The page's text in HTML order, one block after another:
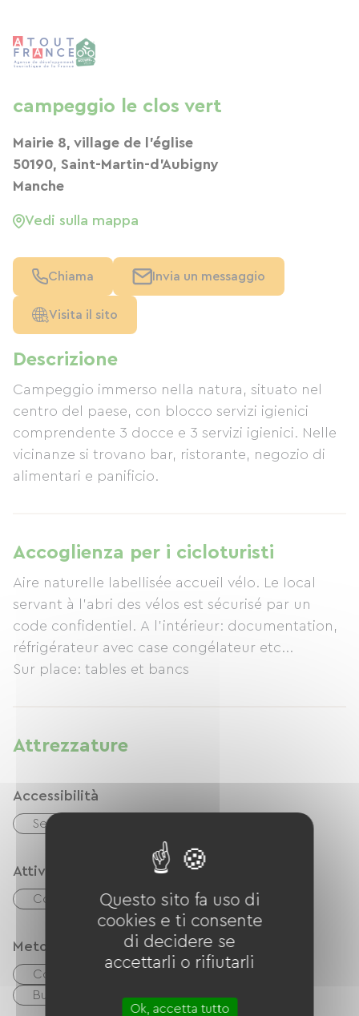
Descrizione
Campeggio immerso nella natura, situato nel
centro del paese, con blocco servizi igienici
comprendente 3 docce e 3 servizi igienici. Nelle
vicinanze si trovano bar, ristorante, negozio di
alimentari e panificio.
Accoglienza per i cicloturisti
Aire naturelle labellisée accueil vélo. Le local
servant à l'abri des vélos est sécurisé par un
code confidentiel. A l'intérieur: documentation,
réfrigérateur avec case congélateur etc...
Attrezzature
Accessibilità
Servizi igienici adattati
Attività
Corpo d'acqua Campo da tennis
Metodi di pagamento
Controlli
Buoni vacanza (ANCV)
campeggio le clos vert
Mairie 8, village de l'église
50190, Saint-Martin-d'Aubigny
Manche
Vedi sulla mappa
Chiama Invia un messaggio
Visita il sito
Questo sito fa uso di
cookies e ti consente
di decidere se
accettarli o rifiutarli
Ok, accetta tutto